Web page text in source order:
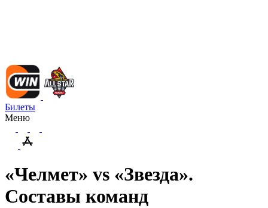
Билеты
Меню
«Челмет» vs «Звезда».
Составы команд